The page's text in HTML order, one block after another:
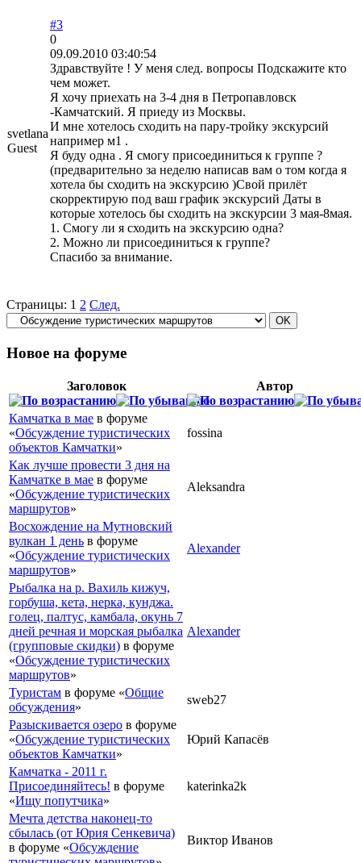
svetlana
Guest
#3
0
09.09.2010 03:40:54
Здравствуйте ! У меня след. вопросы Подскажите кто
чем может.
Я хочу приехать на 3-4 дня в Петропавловск
-Камчатский. Я приеду из Москвы.
И мне хотелось сходить на пару-тройку экскурсий
например м1 .
Я буду одна . Я смогу присоединиться к группе ?
(предварительно за неделю написав вам о том когда я
хотела бы сходить на экскурсию )Свой прилёт
скорректирую под ваш график экскурсий Даты в
которые хотелось бы сходить на экскурсии 3 мая-8мая.
1. Смогу ли я сходить на экскурсию одна?
2. Можно ли присоединиться к группе?
Спасибо за внимание.
Страницы: 1 2 След.
Новое на форуме
Заголовок Автор
Камчатка в мае в форуме
«Обсуждение туристических
объектов Камчатки»
fossina
Как лучше провести 3 дня на
Камчатке в мае в форуме
«Обсуждение туристических
маршрутов»
Aleksandra
Восхождение на Мутновский
вулкан 1 день в форуме
«Обсуждение туристических
маршрутов»
Alexander
Рыбалка на р. Вахиль кижуч,
горбуша, кета, нерка, кунджа.
голец, палтус, камбала, окунь 7
дней речная и морская рыбалка
(групповые скидки) в форуме
«Обсуждение туристических
маршрутов»
Alexander
Туристам в форуме «Общие
обсуждения»
sweb27
Разыскивается озеро в форуме
«Обсуждение туристических
объектов Камчатки»
Юрий Капасёв
Камчатка - 2011 г.
Присоединяйтесь! в форуме
«Ищу попутчика»
katerinka2k
Мечта детства наконец-то
сбылась (от Юрия Сенкевича)
в форуме «Обсуждение
Виктор Иванов